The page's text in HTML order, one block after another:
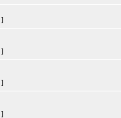
]
]
]
]